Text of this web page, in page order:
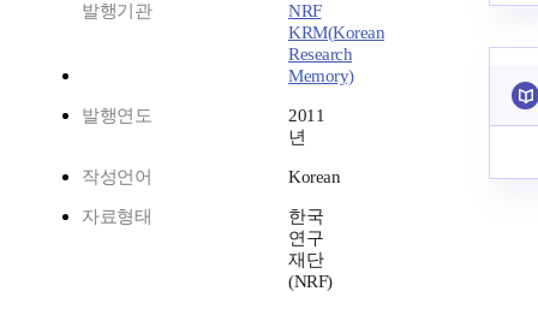
발행기관
NRF
KRM(Korean
Research
Memory)
발행연도
2011
년
작성언어 Korean
자료형태
한국
연구
재단
(NRF)